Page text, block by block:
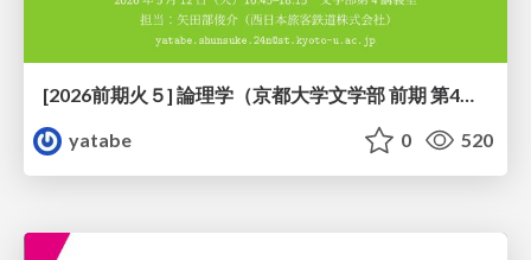
[2026前期火５] 論理学（京都大学文学部 前期 第4回）「 ならば（→）の導入と証明ネット」
yatabe
0 520